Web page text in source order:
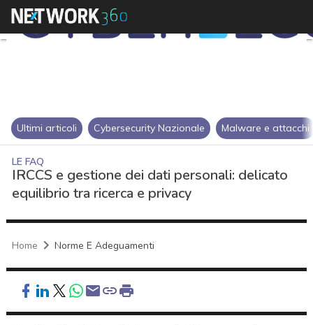
Ultimi articoli Cybersecurity Nazionale Malware e attacchi
LE FAQ
IRCCS e gestione dei dati personali: delicato
equilibrio tra ricerca e privacy
Home Norme E Adeguamenti